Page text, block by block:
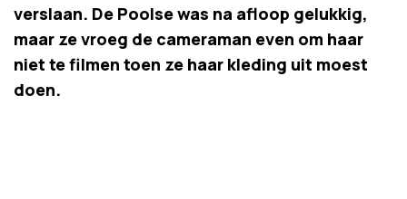
verslaan. De Poolse was na afloop gelukkig,
maar ze vroeg de cameraman even om haar
niet te filmen toen ze haar kleding uit moest
doen.